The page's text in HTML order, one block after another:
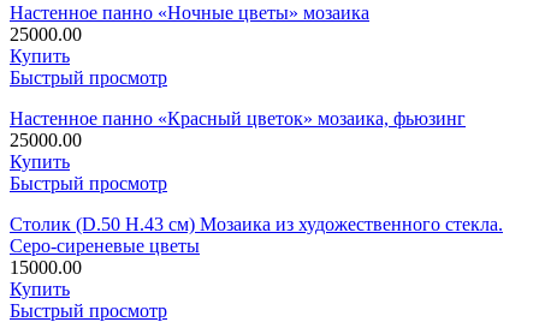
Настенное панно «Ночные цветы» мозаика
25000.00
Купить
Быстрый просмотр
Настенное панно «Красный цветок» мозаика, фьюзинг
25000.00
Купить
Быстрый просмотр
Столик (D.50 H.43 см) Мозаика из художественного стекла.
Серо-сиреневые цветы
15000.00
Купить
Быстрый просмотр